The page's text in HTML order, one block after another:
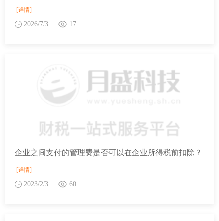
[详情]
2026/7/3 17
企业之间支付的管理费是否可以在企业所得税前扣除？
[详情]
2023/2/3 60